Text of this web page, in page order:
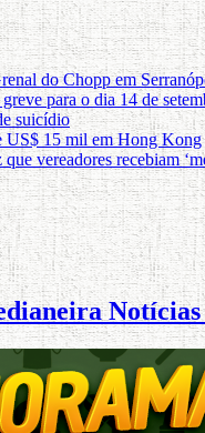
do Chopp em
para o dia 14 de
suicídio
US$ 15 mil em Hong Kong
vereadores recebiam